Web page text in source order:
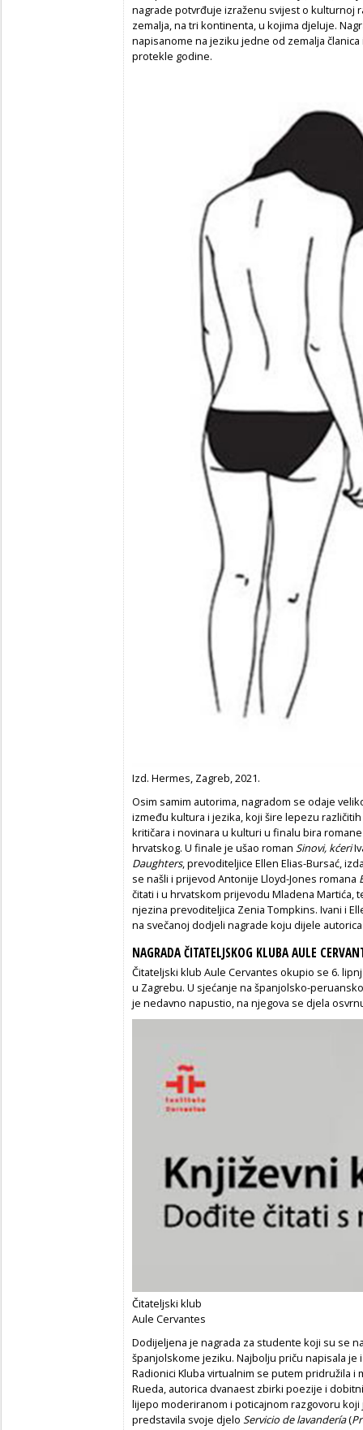
nagrade potvrđuje izraženu svijest o kulturnoj
zemalja, na tri kontinenta, u kojima djeluje.
napisanome na jeziku jedne od zemalja
protekle godine.
Izd. Hermes, Zagreb, 2021.
Osim samim autorima, nagradom se odaje
između kultura i jezika, koji šire lepezu
kritičara i novinara u kulturi u finalu bira
hrvatskog. U finale je ušao roman Sinovi, kćeri
Daughters, prevoditeljice Ellen Elias-Bursać,
se našli i prijevod Antonije Lloyd-Jones romana
čitati i u hrvatskom prijevodu Mladena Martića,
njezina prevoditeljica Zenia Tompkins. Ivani i
na svečanoj dodjeli nagrade koju dijele
NAGRADA ČITATELJSKOG KLUBA AULE
Čitateljski klub Aule Cervantes okupio se 6.
u Zagrebu. U sjećanje na španjolsko-
je nedavno napustio, na njegova se djela
Čitateljski klub
Aule Cervantes
Dodijeljena je nagrada za studente koji su se
španjolskome jeziku. Najbolju priču napisala je
Radionici Kluba virtualnim se putem pridružila i
Rueda, autorica dvanaest zbirki poezije i
lijepo moderiranom i poticajnom razgovoru koji
predstavila svoje djelo Servicio de lavandería(